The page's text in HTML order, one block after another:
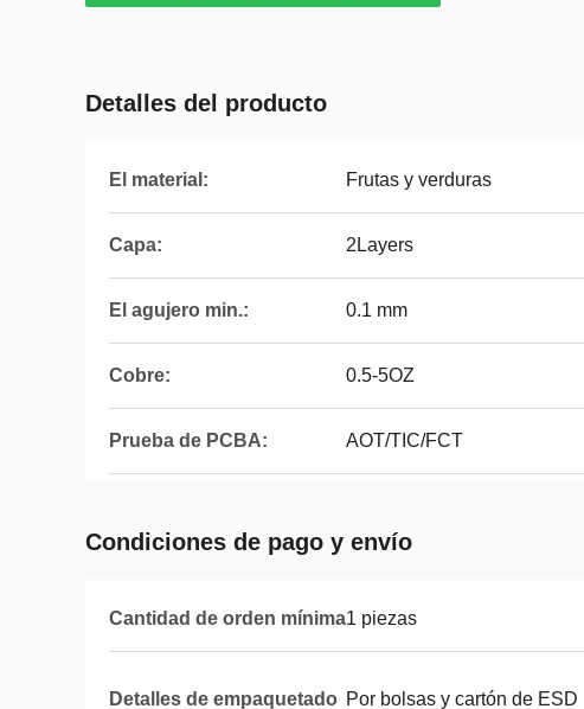
Detalles del producto
El material: Frutas y verduras
Capa: 2Layers
El agujero min.: 0.1 mm
Cobre: 0.5-5OZ
Prueba de PCBA: AOT/TIC/FCT
Condiciones de pago y envío
Cantidad de orden mínima1 piezas
Detalles de empaquetado Por bolsas y cartón de ESD